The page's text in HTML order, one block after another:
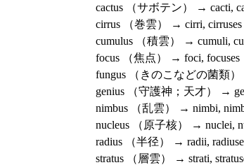
cactus （サボテン） → cacti,
cirrus （巻雲） → cirri, cirruses
cumulus （積雲） → cumuli,
focus （焦点） → foci, focuses
fungus （きのこなどの菌類） →
genius （守護神；天才） → genii （
nimbus （乱雲） → nimbi,
nucleus （原子核） → nuclei,
radius （半径） → radii,
stratus （層雲） → strati,